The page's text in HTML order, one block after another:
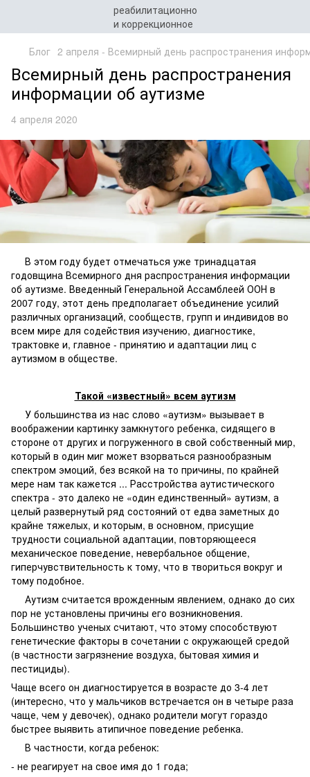
Блог 2 апреля - Всемирный день распространения
Всемирный день распространения
информации об аутизме
4 апреля 2020
В этом году будет отмечаться уже тринадцатая
годовщина Всемирного дня распространения информации
об аутизме. Введенный Генеральной Ассамблеей ООН в
2007 году, этот день предполагает объединение усилий
различных организаций, сообществ, групп и индивидов во
всем мире для содействия изучению, диагностике,
трактовке и, главное - принятию и адаптации лиц с
аутизмом в обществе.
Такой «известный» всем аутизм
У большинства из нас слово «аутизм» вызывает в
воображении картинку замкнутого ребенка, сидящего в
стороне от других и погруженного в свой собственный мир,
который в один миг может взорваться разнообразным
спектром эмоций, без всякой на то причины, по крайней
мере нам так кажется ... Расстройства аутистического
спектра - это далеко не «один единственный» аутизм, а
целый развернутый ряд состояний от едва заметных до
крайне тяжелых, и которым, в основном, присущие
трудности социальной адаптации, повторяющееся
механическое поведение, невербальное общение,
гиперчувствительность к тому, что в твориться вокруг и
тому подобное.
Аутизм считается врожденным явлением, однако до сих
пор не установлены причины его возникновения.
Большинство ученых считают, что этому способствуют
генетические факторы в сочетании с окружающей средой
(в частности загрязнение воздуха, бытовая химия и
пестициды).
Чаще всего он диагностируется в возрасте до 3-4 лет
(интересно, что у мальчиков встречается он в четыре раза
чаще, чем у девочек), однако родители могут гораздо
быстрее выявить атипичное поведение ребенка.
В частности, когда ребенок:
- не реагирует на свое имя до 1 года;